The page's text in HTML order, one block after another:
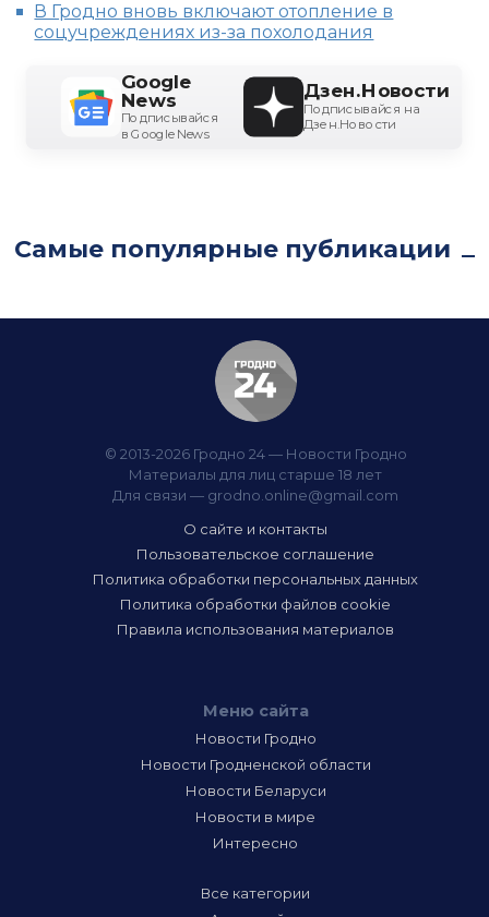
В Гродно вновь включают отопление в
соцучреждениях из-за похолодания
Google
News
Подписывайся
в Google News
Дзен.Новости
Подписывайся на
Дзен.Новости
Самые популярные публикации
© 2013-2026 Гродно 24 — Новости Гродно
Материалы для лиц старше 18 лет
Для связи — grodno.online@gmail.com
О сайте и контакты
Пользовательское соглашение
Политика обработки персональных данных
Политика обработки файлов cookie
Правила использования материалов
Меню сайта
Новости Гродно
Новости Гродненской области
Новости Беларуси
Новости в мире
Интересно
Все категории